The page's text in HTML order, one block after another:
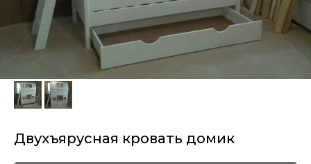
Двухъярусная кровать домик